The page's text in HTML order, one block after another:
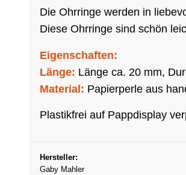
Die Ohrringe werden in
Diese Ohrringe sind schön
Eigenschaften:
Länge: Länge ca. 20 mm,
Material: Papierperle aus
Plastikfrei auf Pappdisplay
Hersteller:
Gaby Mahler